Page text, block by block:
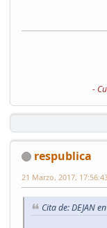
-
respublica
21 Marzo, 2017,
Cita de: DEJAN